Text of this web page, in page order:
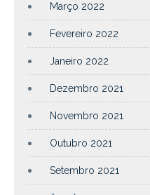
Março 2022
Fevereiro 2022
Janeiro 2022
Dezembro 2021
Novembro 2021
Outubro 2021
Setembro 2021